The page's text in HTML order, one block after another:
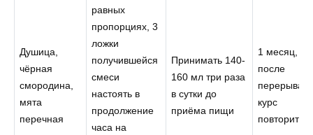
Душица,
чёрная
смородина,
мята
перечная
равных
пропорциях, 3
ложки
получившейся
смеси
настоять в
продолжение
часа на
Принимать 140-
160 мл три раза
в сутки до
приёма пищи
1 месяц,
после
перерыва
курс
повторить